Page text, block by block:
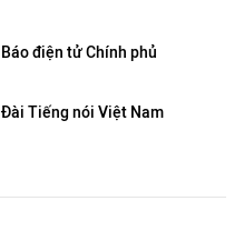
Báo điện tử Chính phủ
Đài Tiếng nói Việt Nam